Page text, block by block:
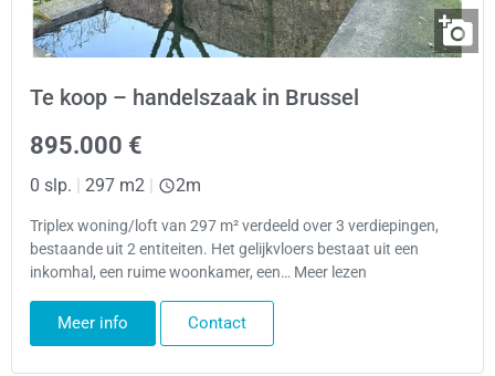
Te koop – handelszaak in Brussel
895.000 €
0 slp. | 297 m2 | 2m
Triplex woning/loft van 297 m² verdeeld over 3 verdiepingen,
bestaande uit 2 entiteiten. Het gelijkvloers bestaat uit een
inkomhal, een ruime woonkamer, een… Meer lezen
Meer info Contact